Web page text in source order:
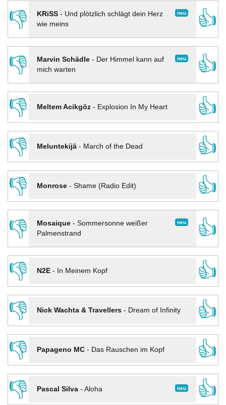
👎
neu
KRiSS- Und plötzlich schlägt dein Herz
wie meins
👍
👎 neu
Marvin Schädle- Der Himmel kann auf
mich warten
👍
👎
Meltem Acikgöz- Explosion In My Heart
👍
👎
Meluntekijä- March of the Dead
👍
👎
Monrose- Shame (Radio Edit)
👍
👎
neu
Mosaique- Sommersonne weißer
Palmenstrand
👍
👎
N2E- In Meinem Kopf
👍
👎
Nick Wachta & Travellers- Dream of Infinity
👍
👎
Papageno MC- Das Rauschen im Kopf
👍
👎
neu
Pascal Silva- Aloha
👍